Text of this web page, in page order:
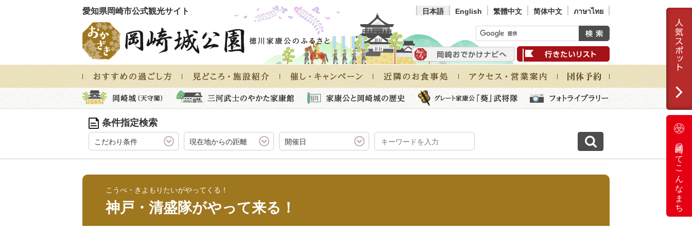
愛知県岡崎市公式観光サイト 日本語 English 繁體中文 简体中文 ภาษาไทย
岡崎ってこんなまち
条件指定検索
こだわり条件 現在地からの距離 開催日
こうべ・きよもりたいがやってくる！
神戸・清盛隊がやって来る！